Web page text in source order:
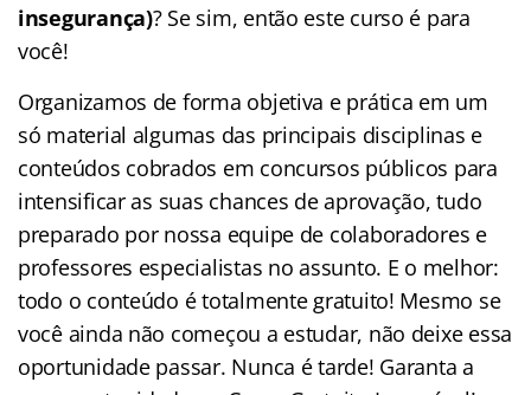
insegurança)? Se sim, então este curso é para
você!
Organizamos de forma objetiva e prática em um
só material algumas das principais disciplinas e
conteúdos cobrados em concursos públicos para
intensificar as suas chances de aprovação, tudo
preparado por nossa equipe de colaboradores e
professores especialistas no assunto. E o melhor:
todo o conteúdo é totalmente gratuito! Mesmo se
você ainda não começou a estudar, não deixe essa
oportunidade passar. Nunca é tarde! Garanta a